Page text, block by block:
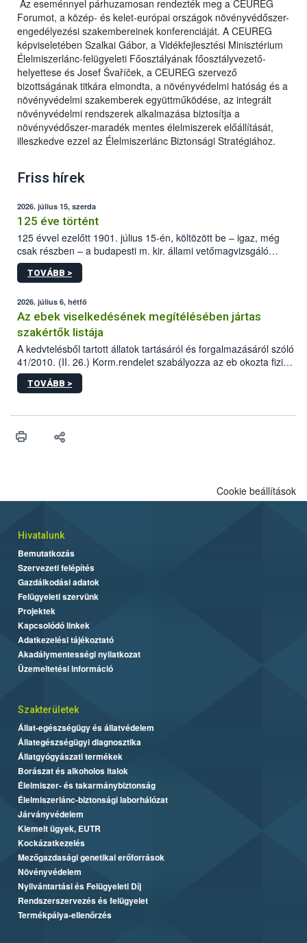
Az eseménnyel párhuzamosan rendezték meg a CEUREG
Forumot, a közép- és kelet-európai országok növényvédőszer-
engedélyezési szakembereinek konferenciáját. A CEUREG
képviseletében Szalkai Gábor, a Vidékfejlesztési Minisztérium
Élelmiszerlánc-felügyeleti Főosztályának főosztályvezető-
helyettese és Josef Švaříček, a CEUREG szervező
bizottságának titkára elmondta, a növényvédelmi hatóság és a
növényvédelmi szakemberek együttműködése, az integrált
növényvédelmi rendszerek alkalmazása biztosítja a
növényvédőszer-maradék mentes élelmiszerek előállítását,
illeszkedve ezzel az Élelmiszerlánc Biztonsági Stratégiához.
Friss hírek
2026. július 15, szerda
125 éve történt
125 évvel ezelőtt 1901. július 15-én, költözött be – igaz, még
csak részben – a budapesti m. kir. állami vetőmagvizsgáló
állomás a Kis Rókus utca 15. szám alatti, Czigler Győző által
tervezett új épületébe.
TOVÁBB >
2026. július 6, hétfő
Az ebek viselkedésének megítélésében jártas
szakértők listája
A kedvtelésből tartott állatok tartásáról és forgalmazásáról szóló
41/2010. (II. 26.) Korm.rendelet szabályozza az eb okozta fizikai
sérülés, illetve ennek veszélye keletkezésekor felmerülő
hatósági feladatokat, valamint a veszélyes eb tartását és annak
vonni az ebek viselkedésének megítélésében jártas szakértőt.
TOVÁBB >
Cookie beállítások
Hivatalunk
Bemutatkozás
Szervezeti felépítés
Gazdálkodási adatok
Felügyeleti szervünk
Projektek
Kapcsolódó linkek
Adatkezelési tájékoztató
Akadálymentességi nyilatkozat
Üzemeltetési információ
Szakterületek
Állat-egészségügy és állatvédelem
Állategészségügyi diagnosztika
Állatgyógyászati termékek
Borászat és alkoholos italok
Élelmiszer- és takarmánybiztonság
Élelmiszerlánc-biztonsági laborhálózat
Járványvédelem
Kiemelt ügyek, EUTR
Kockázatkezelés
Mezőgazdasági genetikai erőforrások
Növényvédelem
Nyilvántartási és Felügyeleti Díj
Rendszerszervezés és felügyelet
Termékpálya-ellenőrzés